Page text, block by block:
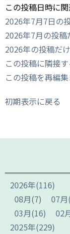
この投稿日時に
2026年7月7日の
2026年7月の投稿
2026年の投稿だ
この投稿に隣接
この投稿を再編
初期表示に戻る
2026年(116)
08月(7) 07月
03月(16) 02
2025年(229)